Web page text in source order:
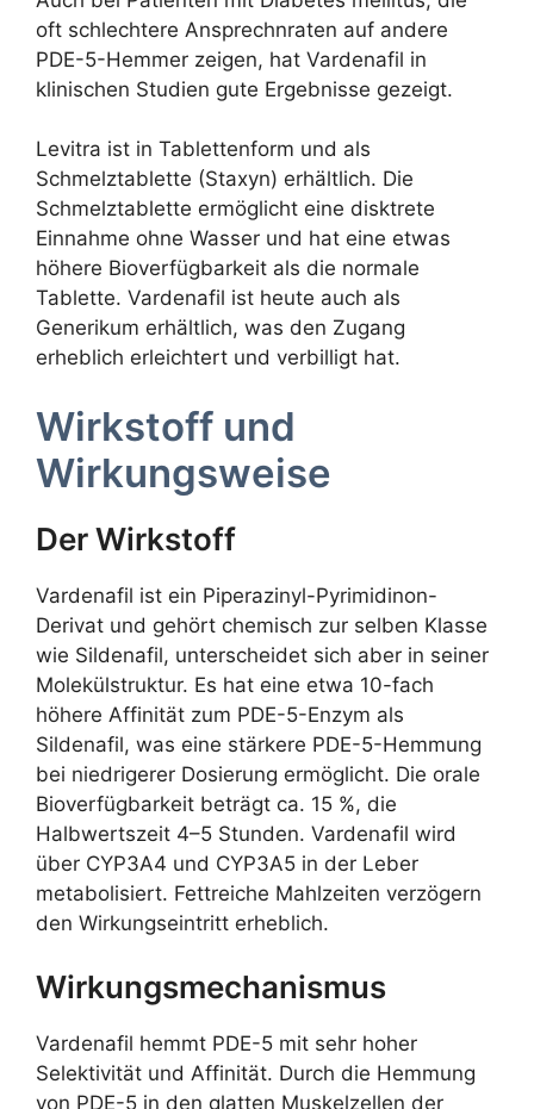
oft schlechtere Ansprechnraten auf andere
PDE-5-Hemmer zeigen, hat Vardenafil in
klinischen Studien gute Ergebnisse gezeigt.
Levitra ist in Tablettenform und als
Schmelztablette (Staxyn) erhältlich. Die
Schmelztablette ermöglicht eine disktrete
Einnahme ohne Wasser und hat eine etwas
höhere Bioverfügbarkeit als die normale
Tablette. Vardenafil ist heute auch als
Generikum erhältlich, was den Zugang
erheblich erleichtert und verbilligt hat.
Wirkstoff und
Wirkungsweise
Der Wirkstoff
Vardenafil ist ein Piperazinyl-Pyrimidinon-
Derivat und gehört chemisch zur selben Klasse
wie Sildenafil, unterscheidet sich aber in seiner
Molekülstruktur. Es hat eine etwa 10-fach
höhere Affinität zum PDE-5-Enzym als
Sildenafil, was eine stärkere PDE-5-Hemmung
bei niedrigerer Dosierung ermöglicht. Die orale
Bioverfügbarkeit beträgt ca. 15 %, die
Halbwertszeit 4–5 Stunden. Vardenafil wird
über CYP3A4 und CYP3A5 in der Leber
metabolisiert. Fettreiche Mahlzeiten verzögern
den Wirkungseintritt erheblich.
Wirkungsmechanismus
Vardenafil hemmt PDE-5 mit sehr hoher
Selektivität und Affinität. Durch die Hemmung
von PDE-5 in den glatten Muskelzellen der